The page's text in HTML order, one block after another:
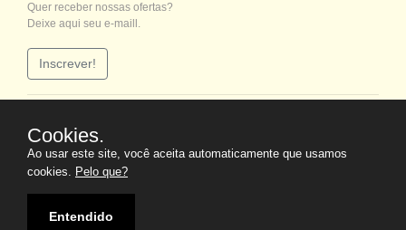
Quer receber nossas ofertas?
Deixe aqui seu e-maill.
Inscrever!
Copyright ©
Cookies.
Ao usar este site, você aceita automaticamente que usamos
cookies. Pelo que?
Entendido